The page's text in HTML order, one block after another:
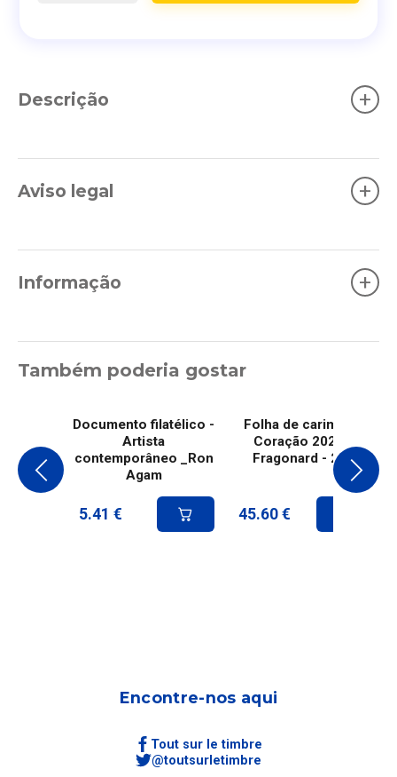
Descrição +
Aviso legal +
Informação +
Também poderia gostar
Documento filatélico -
Artista
contemporâneo _Ron
Agam
5.41 €
Folha de carimbo -
Coração 2026 -
Fragonard - 20g
45.60 €
Encontre-nos aqui
Tout sur le timbre
@toutsurletimbre